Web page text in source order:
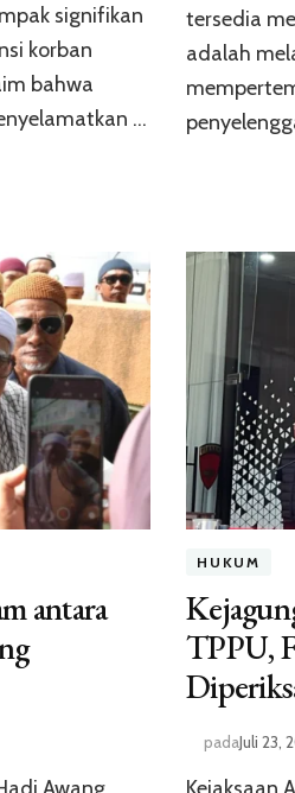
signifikan
korban
bahwa
…
tersedia
adalah
antara
HUKUM
TPPU,
padaJuli 23,